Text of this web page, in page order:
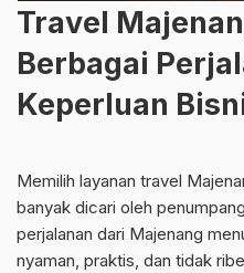
Travel
Berbagai
Keperluan
Memilih layanan travel
banyak dicari oleh
perjalanan dari Majenang
nyaman, praktis, dan tidak